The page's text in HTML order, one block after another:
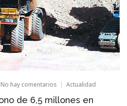
No hay comentarios en
del
Actualidad
de 6,5 millones en